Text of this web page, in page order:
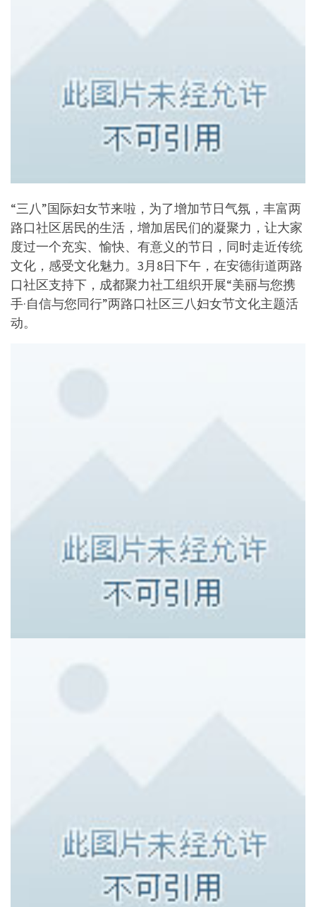
“三八”国际妇女节来啦，为了增加节日气氛，丰富两
路口社区居民的生活，增加居民们的凝聚力，让大家
度过一个充实、愉快、有意义的节日，同时走近传统
文化，感受文化魅力。3月8日下午，在安德街道两路
口社区支持下，成都聚力社工组织开展“美丽与您携
手·自信与您同行”两路口社区三八妇女节文化主题活
动。